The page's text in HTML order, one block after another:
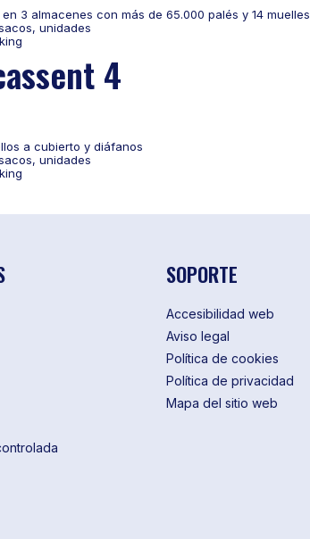
3 almacenes con más de 65.000 palés y 14 muelles
unidades
4
a cubierto y diáfanos
unidades
SOPORTE
Accesibilidad web
Aviso legal
Política de cookies
Política de privacidad
Mapa del sitio web